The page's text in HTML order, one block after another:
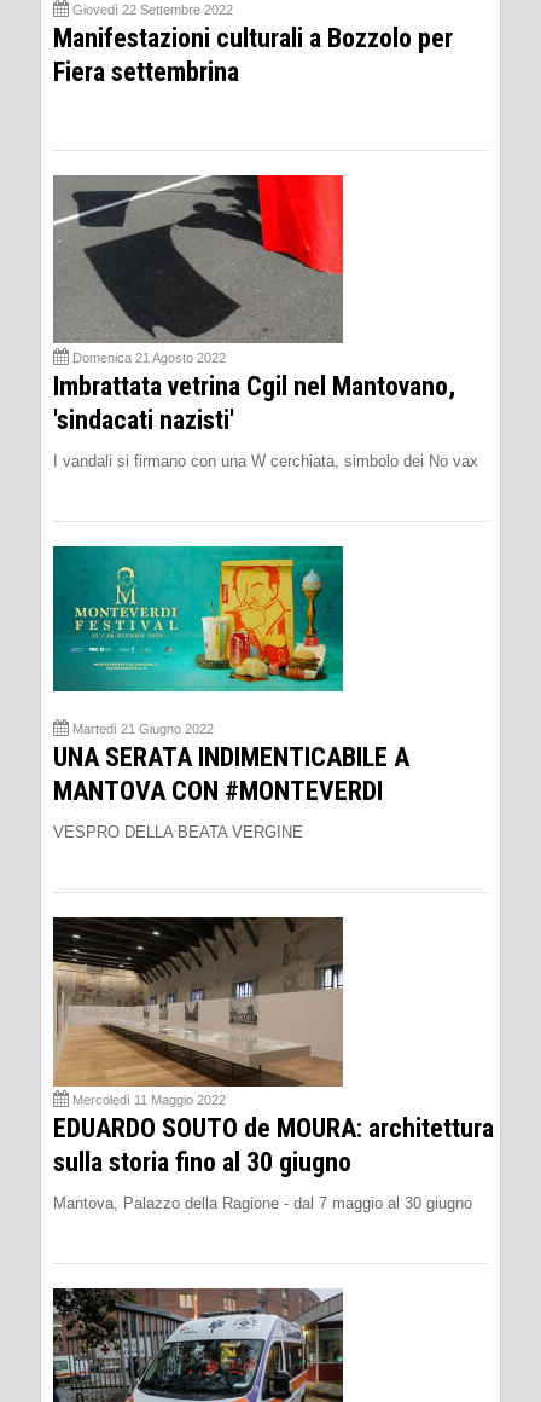
Giovedì 22 Settembre 2022
Manifestazioni culturali a Bozzolo per
Fiera settembrina
Domenica 21 Agosto 2022
Imbrattata vetrina Cgil nel Mantovano,
'sindacati nazisti'
I vandali si firmano con una W cerchiata, simbolo dei No vax
Martedì 21 Giugno 2022
UNA SERATA INDIMENTICABILE A
MANTOVA CON #MONTEVERDI
VESPRO DELLA BEATA VERGINE
Mercoledì 11 Maggio 2022
EDUARDO SOUTO de MOURA: architettura
sulla storia fino al 30 giugno
Mantova, Palazzo della Ragione - dal 7 maggio al 30 giugno